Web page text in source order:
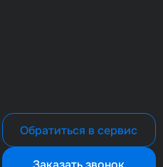
Обратиться в сервис